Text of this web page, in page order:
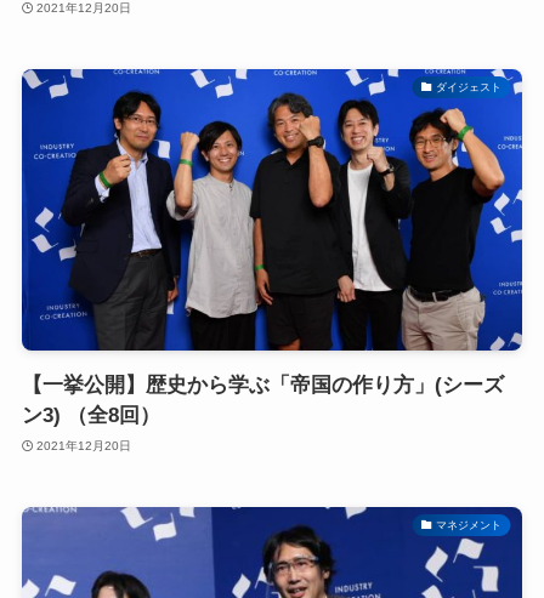
2021年12月20日
ダイジェスト
【一挙公開】歴史から学ぶ「帝国の作り方」(シーズ
ン3) （全8回）
2021年12月20日
マネジメント